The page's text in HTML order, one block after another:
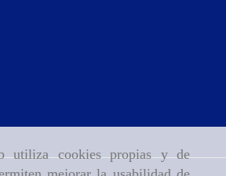
utiliza cookies propias y de